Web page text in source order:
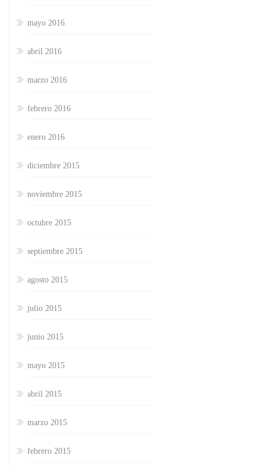
mayo 2016
abril 2016
marzo 2016
febrero 2016
enero 2016
diciembre 2015
noviembre 2015
octubre 2015
septiembre 2015
agosto 2015
julio 2015
junio 2015
mayo 2015
abril 2015
marzo 2015
febrero 2015